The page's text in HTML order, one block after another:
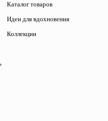
Каталог товаров
Идеи для вдохновения
Коллекции